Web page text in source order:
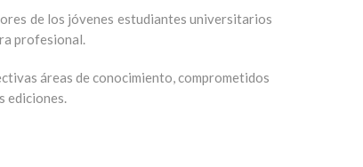
de los jóvenes estudiantes universitarios
profesional.
áreas de conocimiento, comprometidos
ediciones.